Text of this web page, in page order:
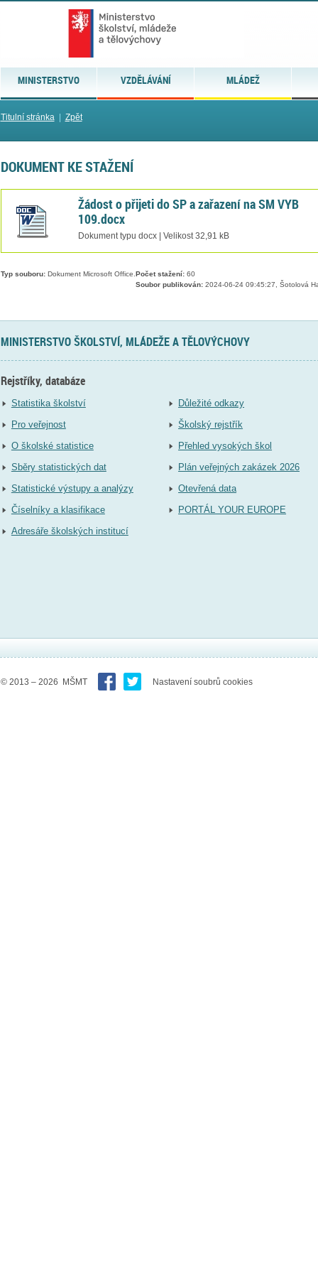
MINISTERSTVO VZDĚLÁVÁNÍ MLÁDEŽ
Titulní stránka| Zpět
DOKUMENT KE STAŽENÍ
Žádost o přijeti do SP a zařazení na SM VYB
109.docx
Dokument typu docx | Velikost 32,91 kB
Typ souboru:Dokument Microsoft Office. Počet stažení:60
Soubor publikován:2024-06-24 09:45:27, Šotolová
MINISTERSTVO ŠKOLSTVÍ, MLÁDEŽE A TĚLOVÝCHOVY
Rejstříky, databáze
Statistika školství
Pro veřejnost
O školské statistice
Sběry statistických dat
Statistické výstupy a analýzy
Číselníky a klasifikace
Adresáře školských institucí
Důležité odkazy
Školský rejstřík
Přehled vysokých škol
Plán veřejných zakázek 2026
Otevřená data
PORTÁL YOUR EUROPE
© 2013 – 2026 MŠMT Nastavení soubrů cookies